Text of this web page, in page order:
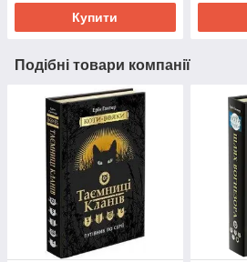
Купити
Подібні товари компанії